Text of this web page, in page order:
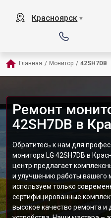
Красноярск ▼
Главная / Монитор / 42SH7DB
Ремонт
42SH7DB в
Обратитесь к нам для
монитора LG 42SH7DB в
центр предлагает
и улучшению работы
используем только
сертифицированные
высокое качество ремонта и